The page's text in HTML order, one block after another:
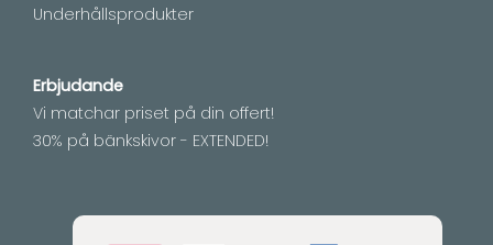
Underhållsprodukter
Erbjudande
Vi matchar priset på din offert!
30% på bänkskivor - EXTENDED!